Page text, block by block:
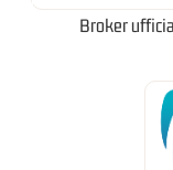
Broker